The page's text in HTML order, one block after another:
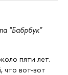
"Бабрбук"
пяти лет.
что вот-вот